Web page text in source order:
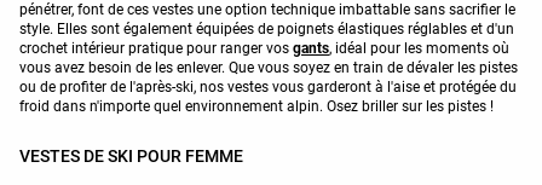
pénétrer, font de ces vestes une option technique imbattable sans sacrifier le
style. Elles sont également équipées de poignets élastiques réglables et d'un
crochet intérieur pratique pour ranger vos gants, idéal pour les moments où
vous avez besoin de les enlever. Que vous soyez en train de dévaler les pistes
ou de profiter de l'après-ski, nos vestes vous garderont à l'aise et protégée du
froid dans n'importe quel environnement alpin. Osez briller sur les pistes !
VESTES DE SKI POUR FEMME